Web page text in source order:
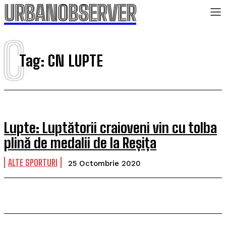
URBANOBSERVER
Tag: CN LUPTE
C
Lupte: Luptătorii craioveni vin cu tolba
plină de medalii de la Reșița
ALTE SPORTURI 25 Octombrie 2020